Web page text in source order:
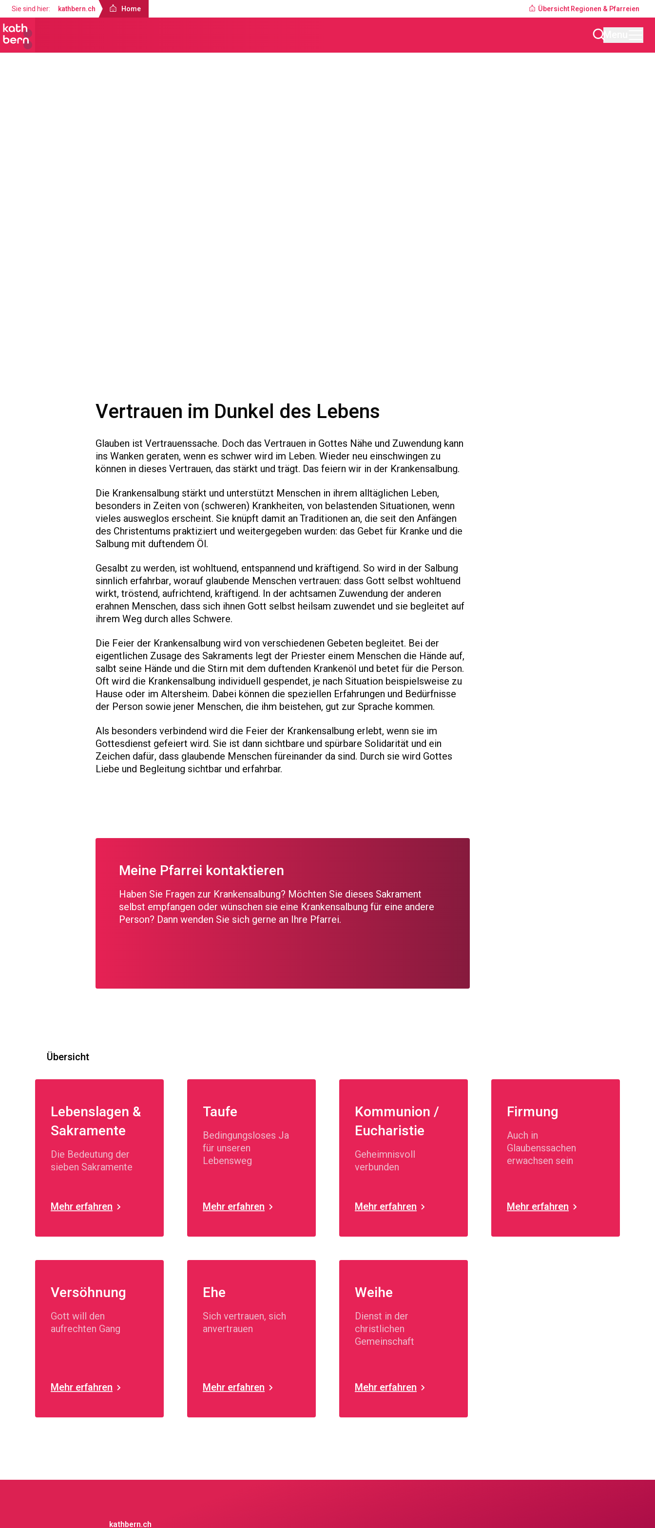
Sie sind hier: kathbern.ch Home Übersicht Regionen & Pfarreien
Vertrauen im Dunkel des Lebens
Glauben ist Vertrauenssache. Doch das Vertrauen in Gottes Nähe und Zuwendung kann
ins Wanken geraten, wenn es schwer wird im Leben. Wieder neu einschwingen zu
können in dieses Vertrauen, das stärkt und trägt. Das feiern wir in der Krankensalbung.
Die Krankensalbung stärkt und unterstützt Menschen in ihrem alltäglichen Leben,
besonders in Zeiten von (schweren) Krankheiten, von belastenden Situationen, wenn
vieles ausweglos erscheint. Sie knüpft damit an Traditionen an, die seit den Anfängen
des Christentums praktiziert und weitergegeben wurden: das Gebet für Kranke und die
Salbung mit duftendem Öl.
Gesalbt zu werden, ist wohltuend, entspannend und kräftigend. So wird in der Salbung
sinnlich erfahrbar, worauf glaubende Menschen vertrauen: dass Gott selbst wohltuend
wirkt, tröstend, aufrichtend, kräftigend. In der achtsamen Zuwendung der anderen
erahnen Menschen, dass sich ihnen Gott selbst heilsam zuwendet und sie begleitet auf
ihrem Weg durch alles Schwere.
Die Feier der Krankensalbung wird von verschiedenen Gebeten begleitet. Bei der
eigentlichen Zusage des Sakraments legt der Priester einem Menschen die Hände auf,
salbt seine Hände und die Stirn mit dem duftenden Krankenöl und betet für die Person.
Oft wird die Krankensalbung individuell gespendet, je nach Situation beispielsweise zu
Hause oder im Altersheim. Dabei können die speziellen Erfahrungen und Bedürfnisse
der Person sowie jener Menschen, die ihm beistehen, gut zur Sprache kommen.
Als besonders verbindend wird die Feier der Krankensalbung erlebt, wenn sie im
Gottesdienst gefeiert wird. Sie ist dann sichtbare und spürbare Solidarität und ein
Zeichen dafür, dass glaubende Menschen füreinander da sind. Durch sie wird Gottes
Liebe und Begleitung sichtbar und erfahrbar.
Meine Pfarrei kontaktieren
Haben Sie Fragen zur Krankensalbung? Möchten Sie dieses Sakrament
selbst empfangen oder wünschen sie eine Krankensalbung für eine andere
Person? Dann wenden Sie sich gerne an Ihre Pfarrei.
Übersicht
Lebenslagen &
Sakramente
Die Bedeutung der
sieben Sakramente
Mehr erfahren
Taufe
Bedingungsloses Ja
für unseren
Lebensweg
Mehr erfahren
Kommunion /
Eucharistie
Geheimnisvoll
verbunden
Mehr erfahren
Firmung
Auch in
Glaubenssachen
erwachsen sein
Mehr erfahren
Versöhnung
Gott will den
aufrechten Gang
Mehr erfahren
Ehe
Sich vertrauen, sich
anvertrauen
Mehr erfahren
Weihe
Dienst in der
christlichen
Gemeinschaft
Mehr erfahren
kathbern.ch